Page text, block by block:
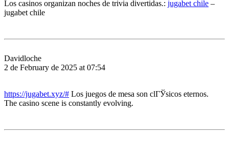
Los casinos organizan noches de trivia divertidas.: jugabet chile –
jugabet chile
Davidloche
2 de February de 2025 at 07:54
https://jugabet.xyz/# Los juegos de mesa son clГЎsicos eternos.
The casino scene is constantly evolving.